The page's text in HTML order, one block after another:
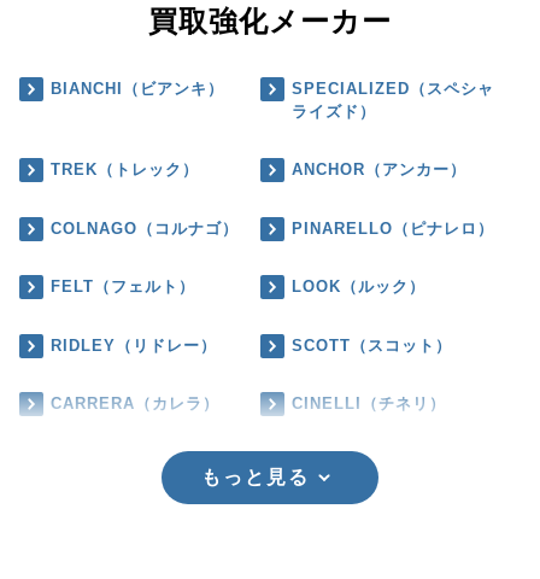
買取強化メーカー
BIANCHI（ビアンキ）
SPECIALIZED（スペシャ
ライズド）
TREK（トレック） ANCHOR（アンカー）
COLNAGO（コルナゴ） PINARELLO（ピナレロ）
FELT（フェルト） LOOK（ルック）
RIDLEY（リドレー） SCOTT（スコット）
CARRERA（カレラ） CINELLI（チネリ）
もっと見る